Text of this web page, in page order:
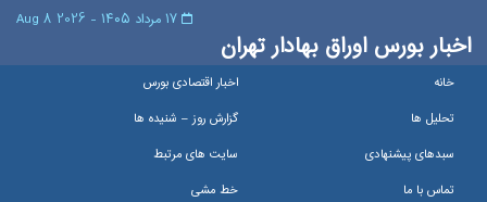
اخبار بورس اوراق بهادار تهران
خانه
اخبار اقتصادی بورس
تحلیل ها
گزارش روز – شنيده ها
سبدهای پیشنهادی
سایت های مرتبط
تماس با ما
خط مشی